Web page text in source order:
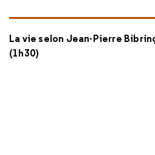
La vie selon Jean-Pierre
(1h30)